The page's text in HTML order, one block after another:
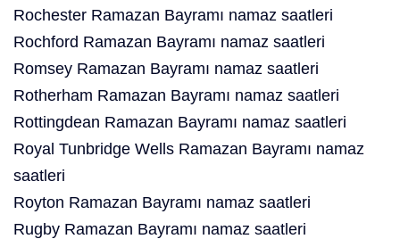
Rochester Ramazan Bayramı namaz saatleri
Rochford Ramazan Bayramı namaz saatleri
Romsey Ramazan Bayramı namaz saatleri
Rotherham Ramazan Bayramı namaz saatleri
Rottingdean Ramazan Bayramı namaz saatleri
Royal Tunbridge Wells Ramazan Bayramı namaz
saatleri
Royton Ramazan Bayramı namaz saatleri
Rugby Ramazan Bayramı namaz saatleri